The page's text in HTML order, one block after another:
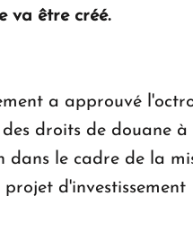
va être créé.
a approuvé
droits de douane à
dans le cadre de la
d'investissement